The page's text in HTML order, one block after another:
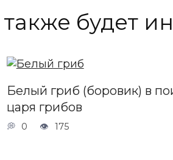
будет
Белый гриб (боровик) в
царя грибов
0 175